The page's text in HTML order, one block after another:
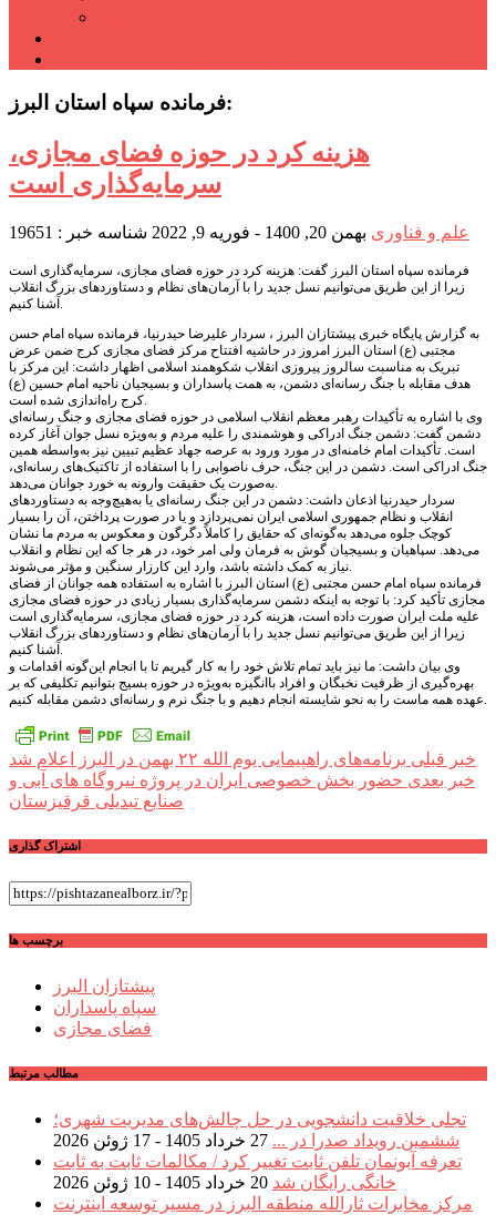
فرمانده سپاه استان البرز:
هزینه کرد در حوزه فضای مجازی،
سرمایه‌گذاری است
علم و فناوری بهمن 20, 1400 - فوریه 9, 2022 شناسه خبر : 19651
فرمانده سپاه استان البرز گفت: هزینه کرد در حوزه فضای مجازی، سرمایه‌گذاری است
زیرا از این طریق می‌توانیم نسل جدید را با آرمان‌های نظام و دستاوردهای بزرگ انقلاب
آشنا کنیم.
به گزارش پایگاه خبری پیشتازان البرز ، سردار علیرضا حیدرنیا، فرمانده سپاه امام حسن
مجتبی (ع) استان البرز امروز در حاشیه افتتاح مرکز فضای مجازی کرج ضمن عرض
تبریک به مناسبت سالروز پیروزی انقلاب شکوهمند اسلامی اظهار داشت: این مرکز با
هدف مقابله با جنگ رسانه‌ای دشمن، به همت پاسداران و بسیجیان ناحیه امام حسین (ع)
کرج راه‌اندازی شده است.
وی با اشاره به تأکیدات رهبر معظم انقلاب اسلامی در حوزه فضای مجازی و جنگ رسانه‌ای
دشمن گفت: دشمن جنگ ادراکی و هوشمندی را علیه مردم و به‌ویژه نسل جوان آغاز کرده
است. تأکیدات امام خامنه‌ای در مورد ورود به عرصه جهاد عظیم تبیین نیز به‌واسطه همین
جنگ ادراکی است. دشمن در این جنگ، حرف ناصوابی را با استفاده از تاکتیک‌های رسانه‌ای،
به‌صورت یک حقیقت وارونه به خورد جوانان می‌دهد.
سردار حیدرنیا اذعان داشت: دشمن در این جنگ رسانه‌ای یا به‌هیچ‌وجه به دستاوردهای
انقلاب و نظام جمهوری اسلامی ایران نمی‌پردازد و یا در صورت پرداختن، آن را بسیار
کوچک جلوه می‌دهد به‌گونه‌ای که حقایق را کاملاً دگرگون و معکوس به مردم ما نشان
می‌دهد. سپاهیان و بسیجیان گوش به فرمان ولی امر خود، در هر جا که این نظام و انقلاب
نیاز به کمک داشته باشد، وارد این کارزار سنگین و مؤثر می‌شوند.
فرمانده سپاه امام حسن مجتبی (ع) استان البرز با اشاره به استفاده همه جوانان از فضای
مجازی تأکید کرد: با توجه به اینکه دشمن سرمایه‌گذاری بسیار زیادی در حوزه فضای مجازی
علیه ملت ایران صورت داده است، هزینه کرد در حوزه فضای مجازی، سرمایه‌گذاری است
زیرا از این طریق می‌توانیم نسل جدید را با آرمان‌های نظام و دستاوردهای بزرگ انقلاب
آشنا کنیم.
وی بیان داشت: ما نیز باید تمام تلاش خود را به کار گیریم تا با انجام این‌گونه اقدامات و
بهره‌گیری از ظرفیت نخبگان و افراد باانگیزه به‌ویژه در حوزه بسیج بتوانیم تکلیفی که بر
عهده همه ماست را به نحو شایسته انجام دهیم و با جنگ نرم و رسانه‌ای دشمن مقابله کنیم.
راهبری
نوشته
خبر قبلی برنامه‌های راهپیمایی یوم الله ۲۲ بهمن در البرز اعلام شد
خبر بعدی حضور بخش خصوصی ایران در پروژه نیروگاه های آبی و
صنایع تبدیلی قرقیزستان
اشتراک گذاری
برچسب ها
پیشتازان البرز
سپاه پاسداران
فضای مجازی
مطالب مرتبط
تجلی خلاقیت دانشجویی در حل چالش‌های مدیریت شهری؛
ششمین رویداد صدرا در ... 27 خرداد 1405 - 17 ژوئن 2026
تعرفه آبونمان تلفن ثابت تغییر کرد / مکالمات ثابت به ثابت
خانگی رایگان شد 20 خرداد 1405 - 10 ژوئن 2026
مرکز مخابرات ثارالله منطقه البرز در مسیر توسعه اینترنت